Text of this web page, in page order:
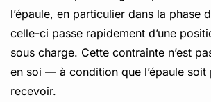
l’épaule, en particulier dans la phase
celle-ci passe rapidement d’une
sous charge. Cette contrainte n’est
en soi — à condition que l’épaule soit
recevoir.